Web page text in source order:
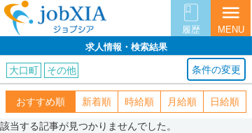
履歴
menu
MENU
求人情報・検索結果
条件の変更
大口町 その他
おすすめ順 新着順 時給順 月給順 日給順
該当する記事が見つかりませんでした。